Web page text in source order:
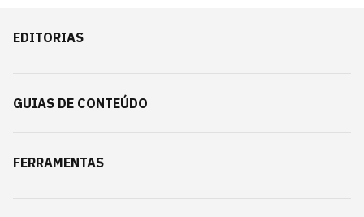
EDITORIAS
GUIAS DE CONTEÚDO
FERRAMENTAS